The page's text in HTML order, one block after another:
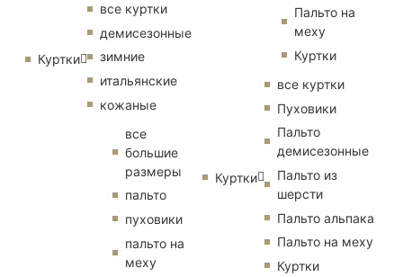
Куртки
все куртки
демисезонные
зимние
итальянские
кожаные
все
большие
размеры
пальто
пуховики
пальто на
меху
Пальто на
меху
Куртки
Куртки
все куртки
Пуховики
Пальто
демисезонные
Пальто из
шерсти
Пальто альпака
Пальто на меху
Куртки